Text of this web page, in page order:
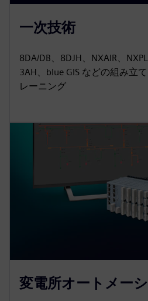
一次技術
8DA/DB、8DJH、NXAIR、
3AH、blue GIS などの組み立
レーニング
変電所オートメー